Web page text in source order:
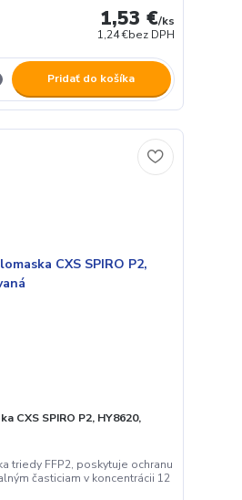
1,53 €/ks
1,24 €bez DPH
Pridať do košíka
CXS SPIRO P2, HY8620,
triedy FFP2, poskytuje ochranu
časticiam v koncentrácii 12